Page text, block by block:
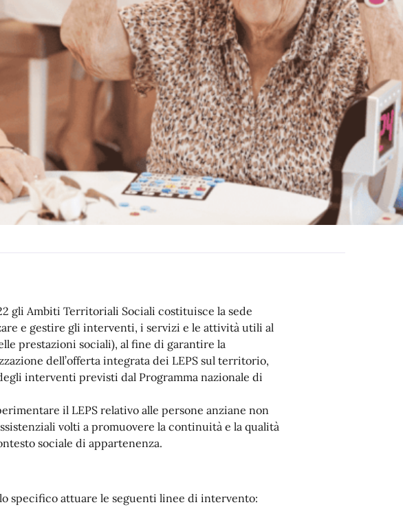
gli Ambiti Territoriali Sociali costituisce la sede
e gestire gli interventi, i servizi e le attività utili al
prestazioni sociali), al fine di garantire la
dell’offerta integrata dei LEPS sul territorio,
interventi previsti dal Programma nazionale di
il LEPS relativo alle persone anziane non
volti a promuovere la continuità e la qualità
sociale di appartenenza.
specifico attuare le seguenti linee di intervento: